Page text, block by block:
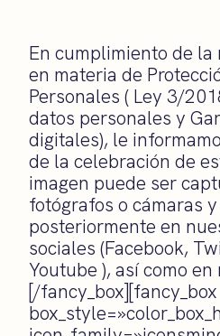
En cumplimiento de
en materia de
Personales ( Ley 3/
datos personales y
digitales), le
de la celebración de
imagen puede ser
fotógrafos o cámaras
posteriormente en
sociales (Facebook,
Youtube ), así como
[/fancy_box][fancy_box